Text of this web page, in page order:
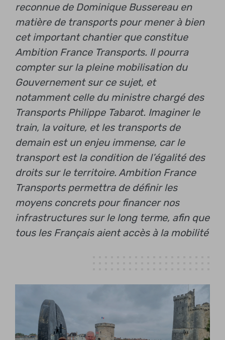
reconnue de Dominique Bussereau en
matière de transports pour mener à bien
cet important chantier que constitue
Ambition France Transports. Il pourra
compter sur la pleine mobilisation du
Gouvernement sur ce sujet, et
notamment celle du ministre chargé des
Transports Philippe Tabarot. Imaginer le
train, la voiture, et les transports de
demain est un enjeu immense, car le
transport est la condition de l’égalité des
droits sur le territoire. Ambition France
Transports permettra de définir les
moyens concrets pour financer nos
infrastructures sur le long terme, afin que
tous les Français aient accès à la mobilité